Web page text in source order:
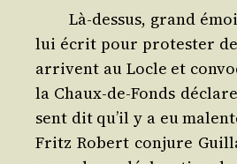
Là-des­sus, grand
lui écrit pour pro­tes­ter de
arrivent au Locle et
la Chaux-de-Fonds
sent dit qu’il y a eu
Fritz Robert conjure